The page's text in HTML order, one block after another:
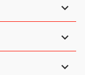


